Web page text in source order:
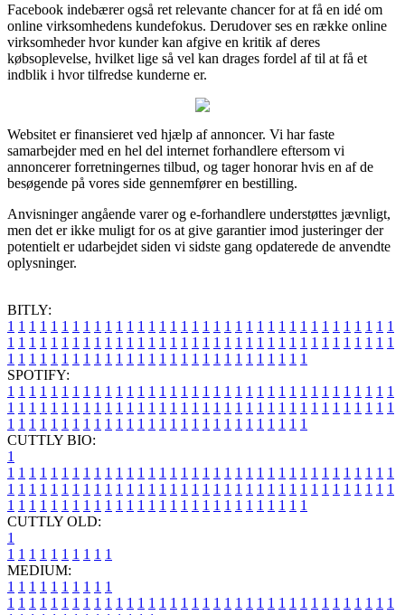
Facebook indebærer også ret relevante chancer for at få en idé om
online virksomhedens kundefokus. Derudover ses en række online
virksomheder hvor kunder kan afgive en kritik af deres
købsoplevelse, hvilket lige så vel kan drages fordel af til at få et
indblik i hvor tilfredse kunderne er.
Websitet er finansieret ved hjælp af annoncer. Vi har faste
samarbejder med en hel del internet forhandlere eftersom vi
annoncerer forretningernes tilbud, og tager honorar hvis en af de
besøgende på vores side gennemfører en bestilling.
Anvisninger angående varer og e-forhandlere understøttes jævnligt,
men det er ikke muligt for os at give garantier imod justeringer der
potentielt er udarbejdet siden vi sidste gang opdaterede de anvendte
oplysninger.
BITLY:
1 1 1 1 1 1 1 1 1 1 1 1 1 1 1 1 1 1 1 1 1 1 1 1 1 1 1 1 1 1 1 1 1 1 1 1
1 1 1 1 1 1 1 1 1 1 1 1 1 1 1 1 1 1 1 1 1 1 1 1 1 1 1 1 1 1 1 1 1 1 1 1
1 1 1 1 1 1 1 1 1 1 1 1 1 1 1 1 1 1 1 1 1 1 1 1 1 1 1 1
SPOTIFY:
1 1 1 1 1 1 1 1 1 1 1 1 1 1 1 1 1 1 1 1 1 1 1 1 1 1 1 1 1 1 1 1 1 1 1 1
1 1 1 1 1 1 1 1 1 1 1 1 1 1 1 1 1 1 1 1 1 1 1 1 1 1 1 1 1 1 1 1 1 1 1 1
1 1 1 1 1 1 1 1 1 1 1 1 1 1 1 1 1 1 1 1 1 1 1 1 1 1 1 1
CUTTLY BIO:
1
1 1 1 1 1 1 1 1 1 1 1 1 1 1 1 1 1 1 1 1 1 1 1 1 1 1 1 1 1 1 1 1 1 1 1 1
1 1 1 1 1 1 1 1 1 1 1 1 1 1 1 1 1 1 1 1 1 1 1 1 1 1 1 1 1 1 1 1 1 1 1 1
1 1 1 1 1 1 1 1 1 1 1 1 1 1 1 1 1 1 1 1 1 1 1 1 1 1 1 1
CUTTLY OLD:
1
1 1 1 1 1 1 1 1 1 1
MEDIUM:
1 1 1 1 1 1 1 1 1 1
1 1 1 1 1 1 1 1 1 1 1 1 1 1 1 1 1 1 1 1 1 1 1 1 1 1 1 1 1 1 1 1 1 1 1 1